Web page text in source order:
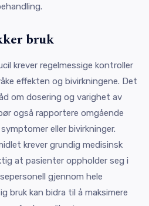
bruk
krever regelmessige kontroller
effekten og bivirkningene. Det
om dosering og varighet av
også rapportere omgående
eller bivirkninger.
krever grundig medisinsk
at pasienter oppholder seg i
gjennom hele
bruk kan bidra til å maksimere